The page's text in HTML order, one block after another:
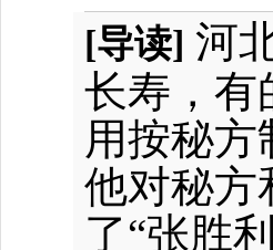
[导读] 河
长寿，有
用按秘
他对秘方
了“张胜